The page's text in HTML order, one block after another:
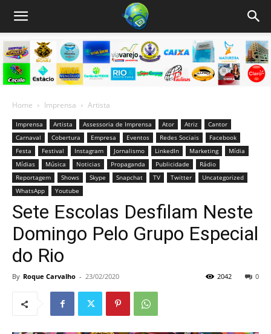
Home Imprensa Artista
Imprensa Artista Assessoria de Imprensa Ator Atriz
Cantor
Carnaval
Cobertura Empresa Eventos Redes Sociais
Facebook
Festa
Festival Instagram Jornalismo LinkedIn Marketing
Mídia
Mídias
Música Noticias Propaganda Publicidade
Rádio
Reportagem
Shows Skype Snapchat TV Twitter
Uncategorized
WhatsApp
Youtube
Sete Escolas Desfilam Neste
Domingo Pelo Grupo Especial
do Rio
By Roque Carvalho - 23/02/2020 0
2042